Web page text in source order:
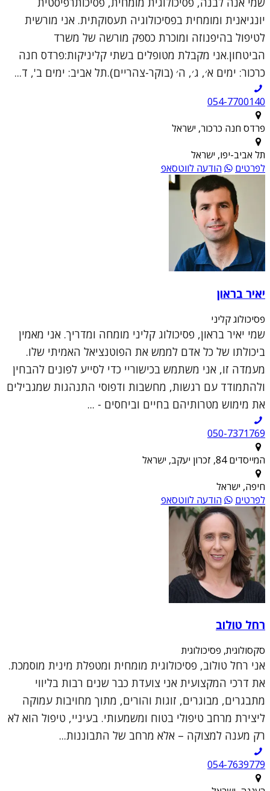
יונגיאנית ומומחית בפסיכולוגיה תעסוקתית. אני מורשית
לטיפול בהיפנוזה ומוכרת כספק מורשה של משרד
הביטחון.אני מקבלת מטופלים בשתי קליניקות:פרדס חנה
כרכור: ימים א׳, ג׳, ה׳ (בוקר-צהריים).תל אביב: ימים ב', ד...
054-7700140
פרדס חנה כרכור, ישראל
תל אביב-יפו, ישראל
לפרטים
הודעה לווטסאפ
יאיר בראון
פסיכולוג קליני
שמי יאיר בראון, פסיכולוג קליני מומחה ומדריך. אני מאמין
ביכולתו של כל אדם לממש את הפוטנציאל האמיתי שלו.
מעמדה זו, אני משתמש בכישוריי כדי לסייע לפונים להבחין
ולהתמודד עם רגשות, מחשבות ודפוסי התנהגות שמגבילים
את מימוש מטרותיהם בחיים וביחסים - ...
050-7371769
המייסדים 84, זכרון יעקב, ישראל
חיפה, ישראל
לפרטים
הודעה לווטסאפ
רחל טולוב
סקסולוגית, פסיכולוגית
אני רחל טולוב, פסיכולוגית מומחית ומטפלת מינית מוסמכת.
את דרכי המקצועית אני צועדת כבר שנים רבות בליווי
מתבגרים, מבוגרים, זוגות והורים, מתוך מחויבות עמוקה
ליצירת מרחב טיפולי בטוח ומשמעותי. בעיניי, טיפול הוא לא
רק מענה למצוקה – אלא מרחב של התבוננות...
054-7639779